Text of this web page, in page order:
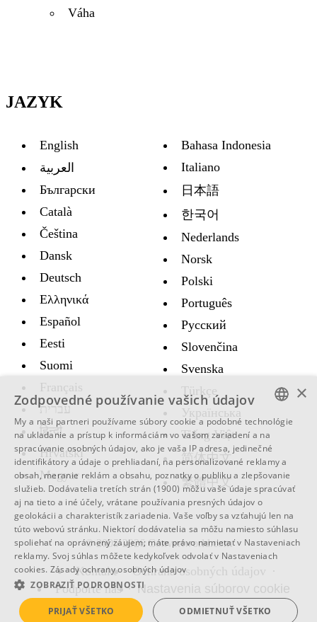
Váha
JAZYK
English
العربية
Български
Català
Čeština
Dansk
Deutsch
Ελληνικά
Español
Eesti
Suomi
Français
עברית
हिन्दी
Hrvatski
Magyar
Bahasa Indonesia
Italiano
日本語
한국어
Nederlands
Norsk
Polski
Português
Русский
Slovenčina
Svenska
Türkçe
Украïнська
Tiếng Việt
简体中文
繁體中文
© 2005-2026 Convertworld.com
Kontakt
Ochrana osobných údajov
Podporte nás
Nastavenia súborov cookie
ENGLISH
SWEDISH
SPANISH
CATALAN
ARABIC
BULGARIAN
CZECH
DANISH
×
Zodpovedné používanie vašich údajov
My a naši partneri používame súbory cookie a podobné technológie
na ukladanie a prístup k informáciám vo vašom zariadení a na
spracúvanie osobných údajov, ako je vaša IP adresa, jedinečné
identifikátory a údaje o prehliadaní, na personalizované reklamy a
obsah, meranie reklám a obsahu, poznatky o publiku a zlepšovanie
služieb. Dodávatelia tretích strán (1900) môžu vaše údaje spracúvať
aj na tieto a iné účely, vrátane používania presných údajov o
geolokácii a charakteristík zariadenia. Vaše voľby sa vzťahujú len na
túto webovú stránku. Niektorí dodávatelia sa môžu namiesto súhlasu
spoliehať na oprávnený záujem; máte právo namietať v Nastaveniach
reklamy. Svoj súhlas môžete kedykoľvek odvolať v Nastaveniach
cookies. Zásady ochrany osobných údajov
ZOBRAZIŤ PODROBNOSTI
PRIJAŤ VŠETKO ODMIETNUŤ VŠETKO